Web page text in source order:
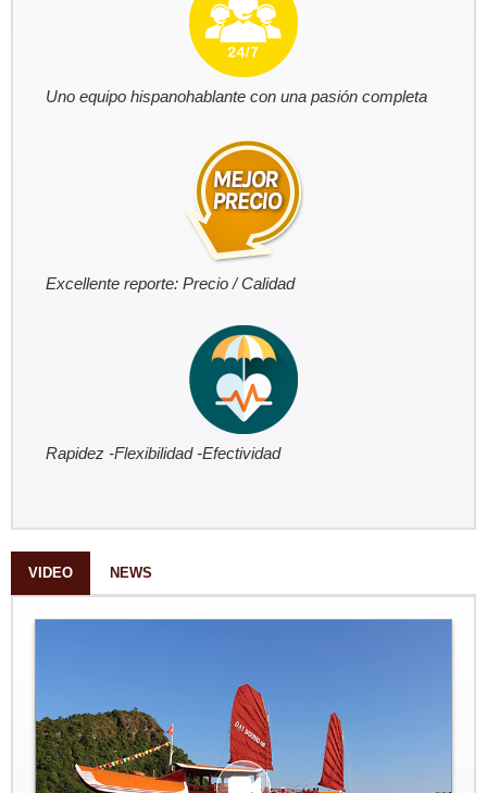
Uno equipo hispanohablante con una pasión completa
Excellente reporte: Precio / Calidad
Rapidez -Flexibilidad -Efectividad
VIDEO NEWS